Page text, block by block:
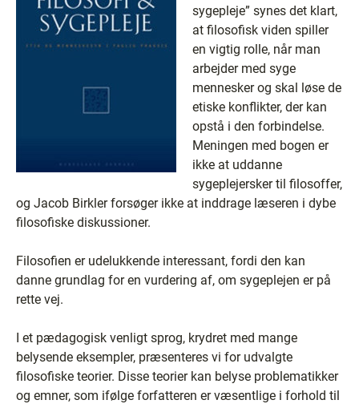
sygepleje” synes det klart,
at filosofisk viden spiller
en vigtig rolle, når man
arbejder med syge
mennesker og skal løse de
etiske konflikter, der kan
opstå i den forbindelse.
Meningen med bogen er
ikke at uddanne
sygeplejersker til filosoffer,
og Jacob Birkler forsøger ikke at inddrage læseren i dybe
filosofiske diskussioner.
Filosofien er udelukkende interessant, fordi den kan
danne grundlag for en vurdering af, om sygeplejen er på
rette vej.
I et pædagogisk venligt sprog, krydret med mange
belysende eksempler, præsenteres vi for udvalgte
filosofiske teorier. Disse teorier kan belyse problematikker
og emner, som ifølge forfatteren er væsentlige i forhold til